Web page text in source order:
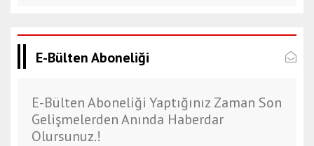
E-Bülten Aboneliği
E-Bülten Aboneliği Yaptığınız Zaman Son
Gelişmelerden Anında Haberdar
Olursunuz.!